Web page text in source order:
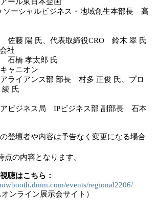
ーシャルビジネス・地域創生本部長 高
佐藤 陽 氏、代表取締役CRO 鈴木 翠 氏
社
石橋 孝太郎 氏
ャニオン
ライアンス部 部長 村多 正俊 氏、プロ
氏
ビジネス局 IPビジネス部 副部長 石本
登壇者や内容は予告なく変更になる場合
の内容となります。
聴はこちら：
events/regional2206/
ンライン展示会サイト）